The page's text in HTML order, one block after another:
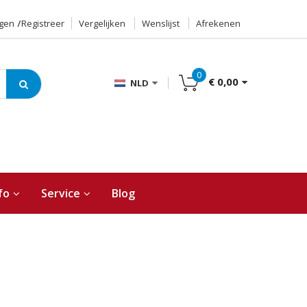
Registreer Vergelijken Wenslijst Afrekenen
NLD
0
€ 0,00
Service Blog